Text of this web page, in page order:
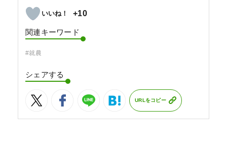
+10
関連キーワード
#就農
シェアする
URLをコピー